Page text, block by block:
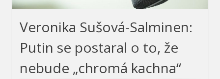
Veronika Sušová-Salminen:
Putin se postaral o to, že
nebude „chromá kachna“